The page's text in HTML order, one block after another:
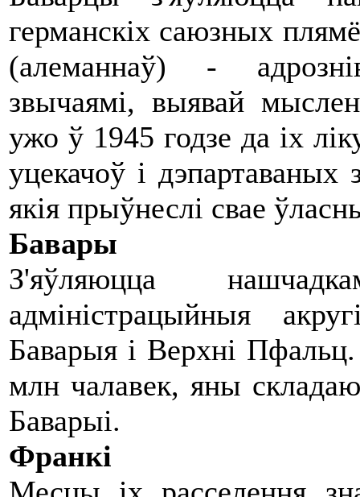
германскіх саюзных
(алеманнаў) -
звычаямі, выявай
ужо ў 1945 годзе да іх
уцекачоў і
якія прыўнеслі свае
Бавары
З'яўляюцца
адміністрацыйныя
Баварыя і Верхні
млн чалавек, яны
Баварыі.
Франкі